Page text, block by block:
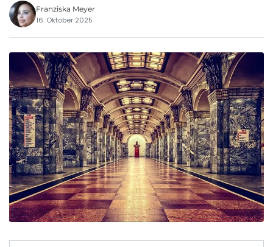
Franziska Meyer
16. Oktober 2025